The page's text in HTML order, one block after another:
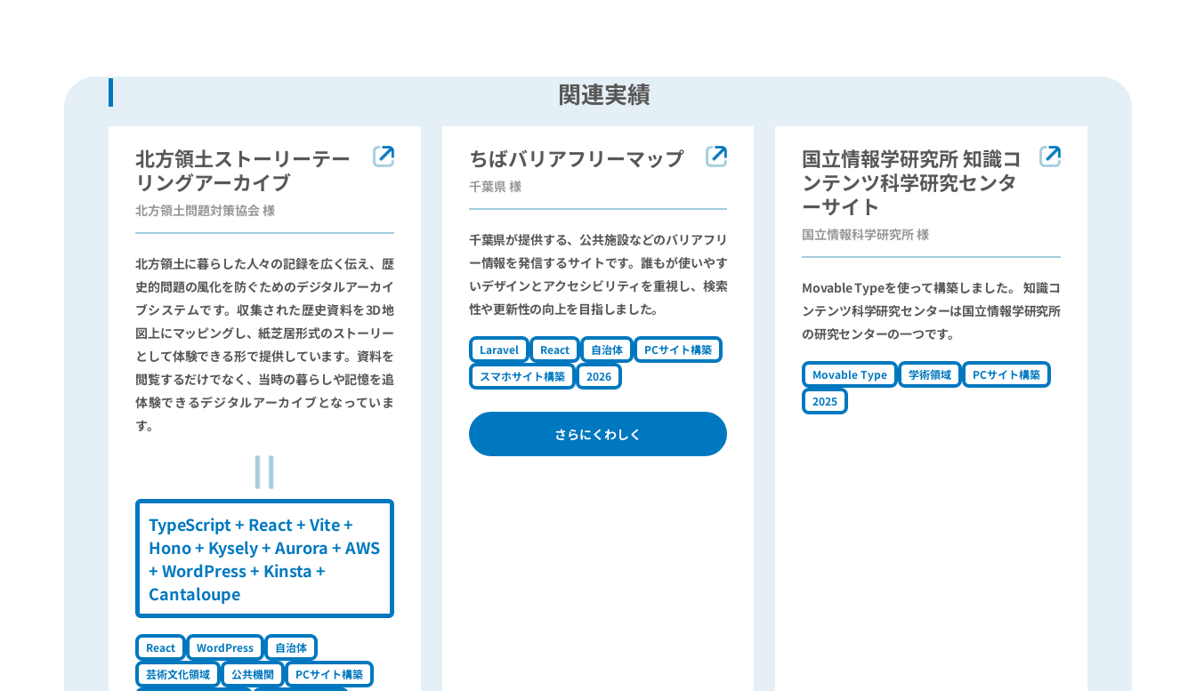
関連実績
北方領土ストーリーテー
リングアーカイブ
北方領土問題対策協会 様
北方領土に暮らした人々の記録を広く伝え、歴
史的問題の風化を防ぐためのデジタルアーカイ
ブシステムです。収集された歴史資料を3D地
図上にマッピングし、紙芝居形式のストーリー
として体験できる形で提供しています。資料を
閲覧するだけでなく、当時の暮らしや記憶を追
体験できるデジタルアーカイブとなっていま
す。
TypeScript + React + Vite +
Hono + Kysely + Aurora + AWS
+ WordPress + Kinsta +
Cantaloupe
React WordPress
自治体
芸術文化領域
公共機関
PCサイト構築
ちばバリアフリーマップ
千葉県 様
千葉県が提供する、公共施設などのバリアフリ
ー情報を発信するサイトです。誰もが使いやす
いデザインとアクセシビリティを重視し、検索
性や更新性の向上を目指しました。
Laravel React 自治体
PCサイト構築
スマホサイト構築
2026
さらにくわしく
国立情報学研究所 知識コ
ンテンツ科学研究センタ
ーサイト
国立情報科学研究所 様
Movable Typeを使って構築しました。 知識コ
ンテンツ科学研究センターは国立情報学研究所
の研究センターの一つです。
Movable Type 学術領域
PCサイト構築
2025